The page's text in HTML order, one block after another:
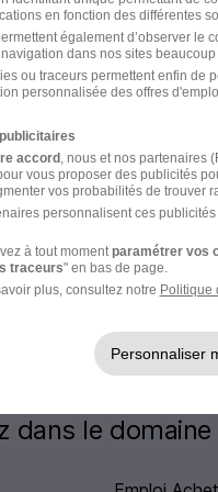
lesCGUet déclarez
protection des données du
Emploi
dans le
en fonction des différentes
également d’observer
dans nos sites
ou traceurs permettent enfin de
personnalisée des offres
accord , nous et nos partenaires
vous proposer des publicités
vos probabilités de trouver
personnalisent ces
à tout momentparamétrer vos
traceurs" en bas de page.
plus, consultez notre Politique
Personnaliser